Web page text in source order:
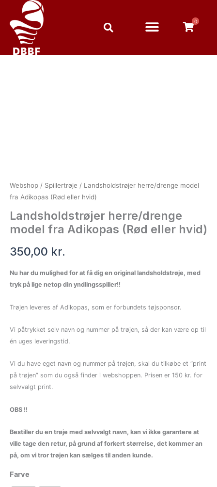
indholdet
0
Webshop / Spillertrøje / Landsholdstrøjer herre/drenge model
fra Adikopas (Rød eller hvid)
Landsholdstrøjer herre/drenge
model fra Adikopas (Rød eller hvid)
350,00 kr.
Nu har du mulighed for at få dig en original landsholdstrøje, med
tryk på lige netop din yndlingsspiller!!
Trøjen leveres af Adikopas, som er forbundets tøjsponsor.
Vi påtrykket selv navn og nummer på trøjen, så der kan være op til
én uges leveringstid.
Vi du have eget navn og nummer på trøjen, skal du tilkøbe et “print
på trøjen” som du også finder i webshoppen. Prisen er 150 kr. for
selvvalgt print.
OBS !!
Bestiller du en trøje med selvvalgt navn, kan vi ikke garantere at
ville tage den retur, på grund af forkert størrelse, det kommer an
på, om vi tror trøjen kan sælges til anden kunde.
Farve